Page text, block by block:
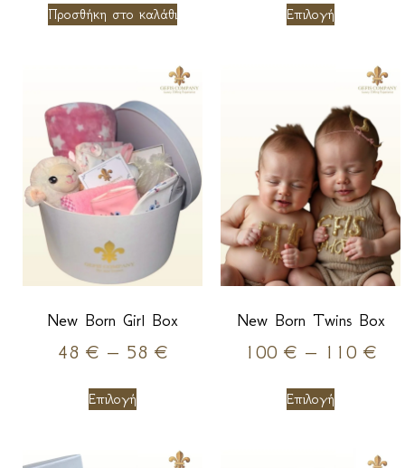
Προσθήκη στο καλάθι Επιλογή
New Born Girl Box
48 € – 58 €
Επιλογή
New Born Twins Box
100 € – 110 €
Επιλογή